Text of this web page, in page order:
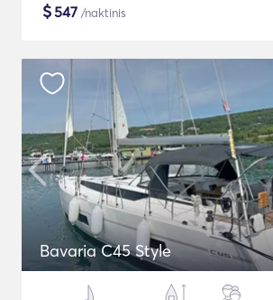
$547 /naktinis
Bavaria C45 Style